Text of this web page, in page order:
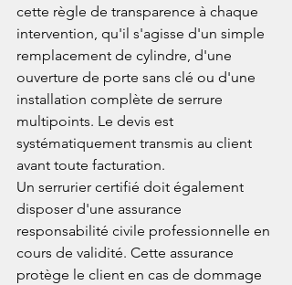
cette règle de transparence à chaque
intervention, qu'il s'agisse d'un simple
remplacement de cylindre, d'une
ouverture de porte sans clé ou d'une
installation complète de serrure
multipoints. Le devis est
systématiquement transmis au client
avant toute facturation.
Un serrurier certifié doit également
disposer d'une assurance
responsabilité civile professionnelle en
cours de validité. Cette assurance
protège le client en cas de dommage